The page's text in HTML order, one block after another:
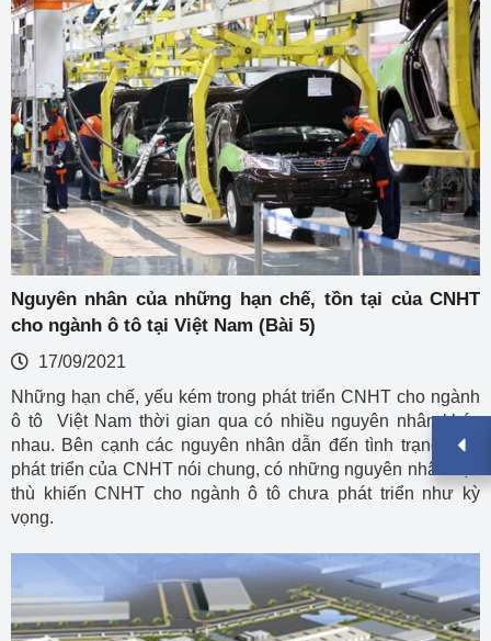
Nguyên nhân của những hạn chế, tồn tại của CNHT
cho ngành ô tô tại Việt Nam (Bài 5)
17/09/2021
Những hạn chế, yếu kém trong phát triển CNHT cho ngành
ô tô Việt Nam thời gian qua có nhiều nguyên nhân khác
nhau. Bên cạnh các nguyên nhân dẫn đến tình trạng kém
phát triển của CNHT nói chung, có những nguyên nhân đặc
thù khiến CNHT cho ngành ô tô chưa phát triển như kỳ
vọng.